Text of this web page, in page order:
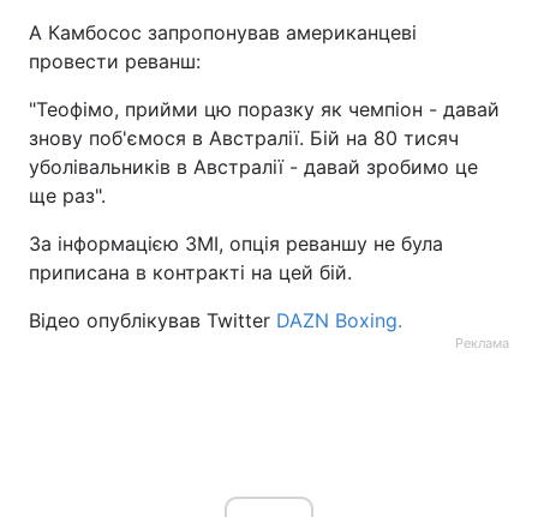
А Камбосос запропонував американцеві
провести реванш:
"Теофімо, прийми цю поразку як чемпіон - давай
знову поб'ємося в Австралії. Бій на 80 тисяч
уболівальників в Австралії - давай зробимо це
ще раз".
За інформацією ЗМІ, опція реваншу не була
приписана в контракті на цей бій.
Відео опублікував Twitter DAZN Boxing.
Реклама